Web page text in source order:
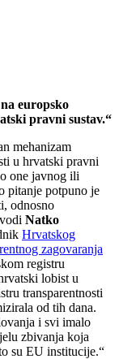
europsko
pravni sustav.“
mehanizam
u hrvatski pravni
one javnog ili
pitanje potpuno je
odnosno
Natko
Hrvatskog
zagovaranja
registru
lobist u
transparentnosti
od tih dana.
i svi imalo
zbivanja koja
su EU institucije.“